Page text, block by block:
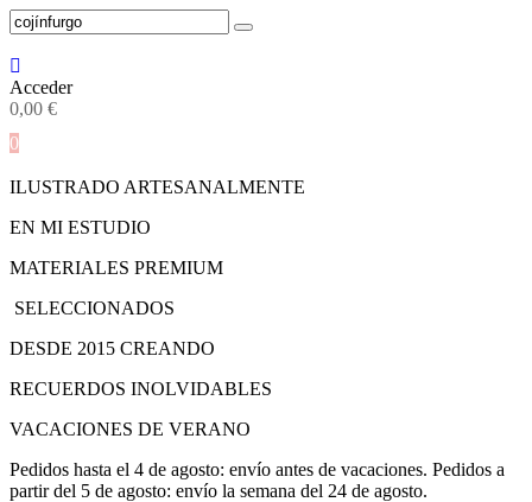
Acceder
0,00 €
0
ILUSTRADO ARTESANALMENTE
EN MI ESTUDIO
MATERIALES PREMIUM
SELECCIONADOS
DESDE 2015 CREANDO
RECUERDOS INOLVIDABLES
VACACIONES DE VERANO
Pedidos hasta el 4 de agosto: envío antes de vacaciones. Pedidos a
partir del 5 de agosto: envío la semana del 24 de agosto.